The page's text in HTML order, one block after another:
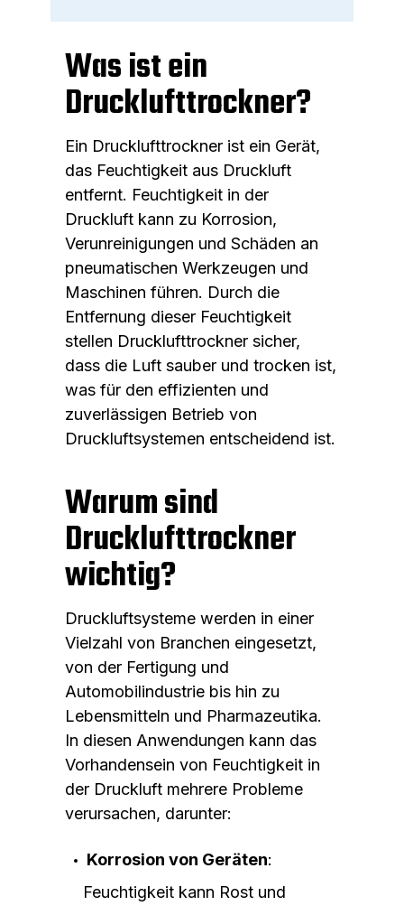
Was ist ein
Drucklufttrockner?
Ein Drucklufttrockner ist ein Gerät,
das Feuchtigkeit aus Druckluft
entfernt. Feuchtigkeit in der
Druckluft kann zu Korrosion,
Verunreinigungen und Schäden an
pneumatischen Werkzeugen und
Maschinen führen. Durch die
Entfernung dieser Feuchtigkeit
stellen Drucklufttrockner sicher,
dass die Luft sauber und trocken ist,
was für den effizienten und
zuverlässigen Betrieb von
Druckluftsystemen entscheidend ist.
Warum sind
Drucklufttrockner
wichtig?
Druckluftsysteme werden in einer
Vielzahl von Branchen eingesetzt,
von der Fertigung und
Automobilindustrie bis hin zu
Lebensmitteln und Pharmazeutika.
In diesen Anwendungen kann das
Vorhandensein von Feuchtigkeit in
der Druckluft mehrere Probleme
verursachen, darunter:
Korrosion von Geräten:
Feuchtigkeit kann Rost und